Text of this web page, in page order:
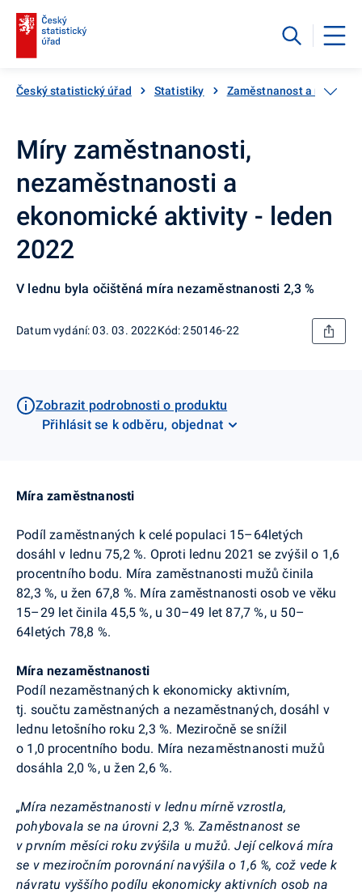
Český statistický úřad Statistiky Zaměstnanost a
Míry zaměstnanosti,
nezaměstnanosti a
ekonomické aktivity - leden
2022
V lednu byla očištěná míra nezaměstnanosti 2,3 %
Datum vydání: 03. 03. 2022Kód: 250146-22
Zobrazit podrobnosti o produktu
Přihlásit se k odběru, objednat
Míra zaměstnanosti
Podíl zaměstnaných k celé populaci 15–64letých
dosáhl v lednu 75,2 %. Oproti lednu 2021 se zvýšil o 1,6
procentního bodu. Míra zaměstnanosti mužů činila
82,3 %, u žen 67,8 %. Míra zaměstnanosti osob ve věku
15–29 let činila 45,5 %, u 30–49 let 87,7 %, u 50–
64letých 78,8 %.
Míra nezaměstnanosti
Podíl nezaměstnaných k ekonomicky aktivním,
tj. součtu zaměstnaných a nezaměstnaných, dosáhl v
lednu letošního roku 2,3 %. Meziročně se snížil
o 1,0 procentního bodu. Míra nezaměstnanosti mužů
dosáhla 2,0 %, u žen 2,6 %.
„Míra nezaměstnanosti v lednu mírně vzrostla,
pohybovala se na úrovni 2,3 %. Zaměstnanost se
v prvním měsíci roku zvýšila u mužů. Její celková míra
se v meziročním porovnání navýšila o 1,6 %, což vede k
návratu vyššího podílu ekonomicky aktivních osob na